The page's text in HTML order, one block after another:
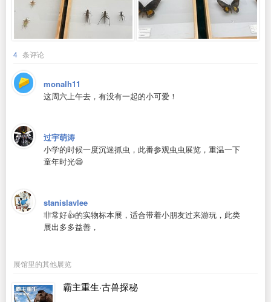
4 条评论
monalh11
这周六上午去，有没有一起的小可爱！
过宇萌涛
小学的时候一度沉迷抓虫，此番参观虫虫展览，重温一下
童年时光😄
stanislavlee
非常好👍的实物标本展，适合带着小朋友过来游玩，此类
展出多多益善，
展馆里的其他展览
霸主重生·古兽探秘